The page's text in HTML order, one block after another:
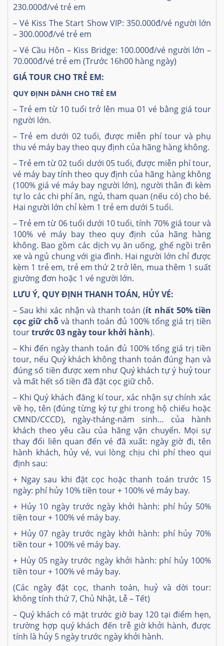
230.000đ/vé trẻ em
– Vé Kiss The Start Show VIP: 350.000đ/vé người lớn
– 300.000đ/vé trẻ em
– Vé Cầu Hôn – Kiss Bridge: 100.000đ/vé người lớn –
70.000đ/vé trẻ em (Trước 16h00 hàng ngày)
GIÁ TOUR CHO TRẺ EM:
QUY ĐỊNH DÀNH CHO TRẺ EM
– Trẻ em từ 10 tuổi trở lên mua 01 vé bằng giá tour
người lớn.
– Trẻ em dưới 02 tuổi, được miễn phí tour và phụ
thu vé máy bay theo quy định của hãng hàng không.
– Trẻ em từ 02 tuổi dưới 05 tuổi, được miễn phí tour,
vé máy bay tính theo quy định của hãng hàng không
(100% giá vé máy bay người lớn), người thân đi kèm
tự lo các chi phí ăn, ngủ, tham quan (nếu có) cho bé.
Hai người lớn chỉ kèm 1 trẻ em dưới 5 tuổi.
– Trẻ em từ 06 tuổi dưới 10 tuổi, tính 70% giá tour và
100% vé máy bay theo quy định của hãng hàng
không. Bao gồm các dịch vụ ăn uống, ghế ngồi trên
xe và ngủ chung với gia đình. Hai người lớn chỉ được
kèm 1 trẻ em, trẻ em thứ 2 trở lên, mua thêm 1 suất
giường đơn hoặc 1 vé người lớn.
LƯU Ý, QUY ĐỊNH THANH TOÁN, HỦY VÉ:
– Sau khi xác nhận và thanh toán (ít nhất 50% tiền
cọc giữ chỗ và thanh toán đủ 100% tổng giá trị tiền
tourtrước 03 ngày tour khởi hành).
– Khi đến ngày thanh toán đủ 100% tổng giá trị tiền
tour, nếu Quý khách không thanh toán đúng hạn và
đúng số tiền được xem như Quý khách tự ý huỷ tour
và mất hết số tiền đã đặt cọc giữ chỗ.
– Khi Quý khách đăng kí tour, xác nhận sự chính xác
về họ, tên (đúng từng ký tự ghi trong hộ chiếu hoặc
CMND/CCCD), ngày-tháng-năm sinh… của hành
khách theo yêu cầu của hãng vận chuyển. Mọi sự
thay đổi liên quan đến vé đã xuất: ngày giờ đi, tên
hành khách, hủy vé, vui lòng chịu chi phí theo qui
định sau:
+ Ngay sau khi đặt cọc hoặc thanh toán trước 15
ngày: phí hủy 10% tiền tour + 100% vé máy bay.
+ Hủy 10 ngày trước ngày khởi hành: phí hủy 50%
tiền tour + 100% vé máy bay.
+ Hủy 07 ngày trước ngày khởi hành: phí hủy 70%
tiền tour + 100% vé máy bay.
+ Hủy 05 ngày trước ngày khởi hành: phí hủy 100%
tiền tour + 100% vé máy bay.
(Các ngày đặt cọc, thanh toán, huỷ và dời tour:
không tính thứ 7, Chủ Nhật, Lễ – Tết)
– Quý khách có mặt trước giờ bay 120 tại điểm hẹn,
trường hợp quý khách đến trễ giờ khởi hành, được
tính là hủy 5 ngày trước ngày khởi hành.